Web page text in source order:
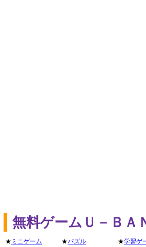
無料ゲームＵ－ＢＡ
★ ミニゲーム ★パズル ★学習ゲ